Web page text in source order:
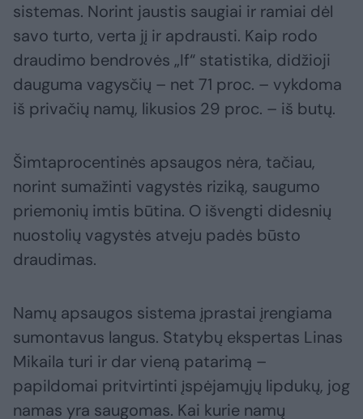
sistemas. Norint jaustis saugiai ir ramiai dėl
savo turto, verta jį ir apdrausti. Kaip rodo
draudimo bendrovės „If“ statistika, didžioji
dauguma vagysčių – net 71 proc. – vykdoma
iš privačių namų, likusios 29 proc. – iš butų.
Šimtaprocentinės apsaugos nėra, tačiau,
norint sumažinti vagystės riziką, saugumo
priemonių imtis būtina. O išvengti didesnių
nuostolių vagystės atveju padės būsto
draudimas.
Namų apsaugos sistema įprastai įrengiama
sumontavus langus. Statybų ekspertas Linas
Mikaila turi ir dar vieną patarimą –
papildomai pritvirtinti įspėjamųjų lipdukų, jog
namas yra saugomas. Kai kurie namų